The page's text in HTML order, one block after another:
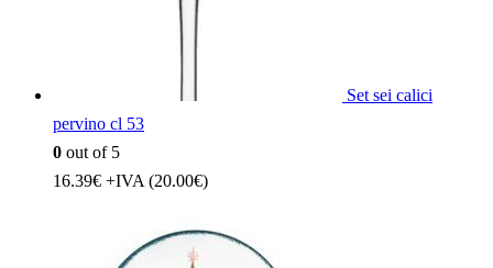
Set sei calici
pervino cl 53
0 out of 5
16.39€ +IVA (20.00€)